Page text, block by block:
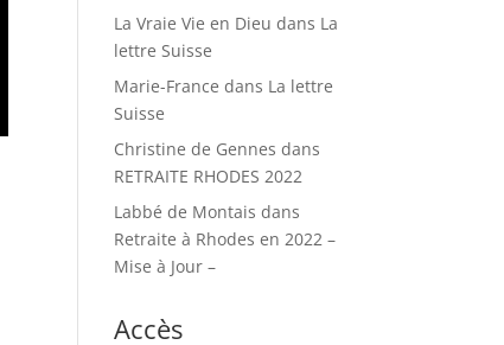
La Vraie Vie en Dieu dans La
lettre Suisse
Marie-France dans La lettre
Suisse
Christine de Gennes dans
RETRAITE RHODES 2022
Labbé de Montais dans
Retraite à Rhodes en 2022 –
Mise à Jour –
Accès